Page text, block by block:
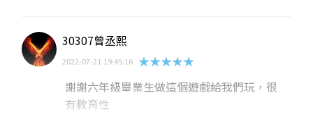
30307曾丞熙
2022-07-21 19:45:16 ★★★★★
謝謝六年級畢業生做這個遊戲給我們玩，很
有教育性